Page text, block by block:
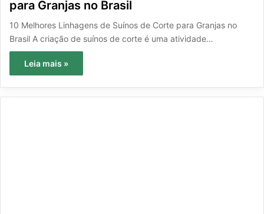
para Granjas no Brasil
10 Melhores Linhagens de Suínos de Corte para Granjas no
Brasil A criação de suínos de corte é uma atividade…
Leia mais »